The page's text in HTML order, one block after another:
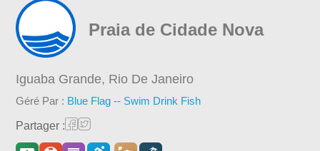
Praia de Cidade Nova
Iguaba Grande, Rio De Janeiro
Géré Par : Blue Flag -- Swim Drink Fish
Partager :